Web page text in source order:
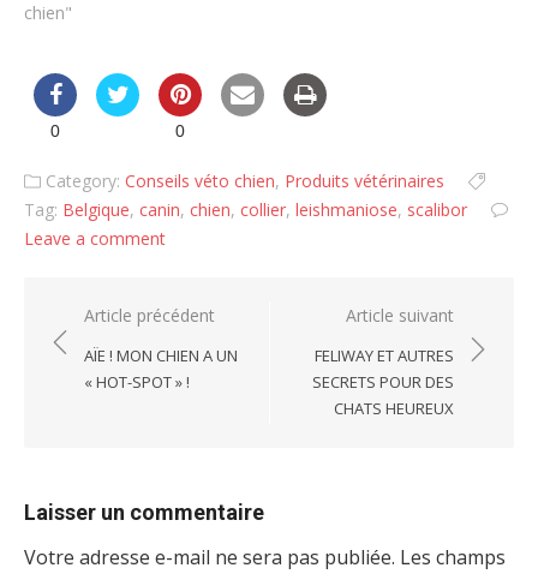
chien"
0 0
Category: Conseils véto chien, Produits vétérinaires
Tag: Belgique, canin, chien, collier, leishmaniose, scalibor
Leave a comment
Navigation
de
l’article
Article précédent
AÏE ! MON CHIEN A UN
« HOT-SPOT » !
Article suivant
FELIWAY ET AUTRES
SECRETS POUR DES
CHATS HEUREUX
Laisser un commentaire
Votre adresse e-mail ne sera pas publiée. Les champs